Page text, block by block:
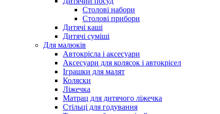
Столові набори
Столові прибори
Дитячі каші
Дитячі суміші
Для малюків
Автокрісла і аксесуари
Аксесуари для колясок і автокрісел
Іграшки для малят
Коляски
Ліжечка
Матрац для дитячого ліжечка
Стільці для годування